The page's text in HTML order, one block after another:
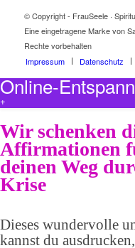
© Copyright - FrauSeele ·
Eine eingetragene Marke von
Rechte vorbehalten
Impressum
Datenschutz
Online-
+
Wir schenken
Affirmationen
deinen Weg
Krise
Dieses wundervolle
kannst du